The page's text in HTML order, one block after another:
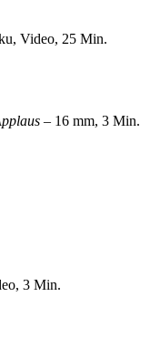
Video, 25 Min.
– 16 mm, 3 Min.
3 Min.